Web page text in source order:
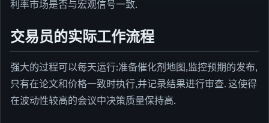
利率市场是否与宏观信号一致.
交易员的实际工作流程
强大的过程可以每天运行:准备催化剂地图,监控预期的发布,
只有在论文和价格一致时执行,并记录结果进行审查. 这使得
在波动性较高的会议中决策质量保持高.